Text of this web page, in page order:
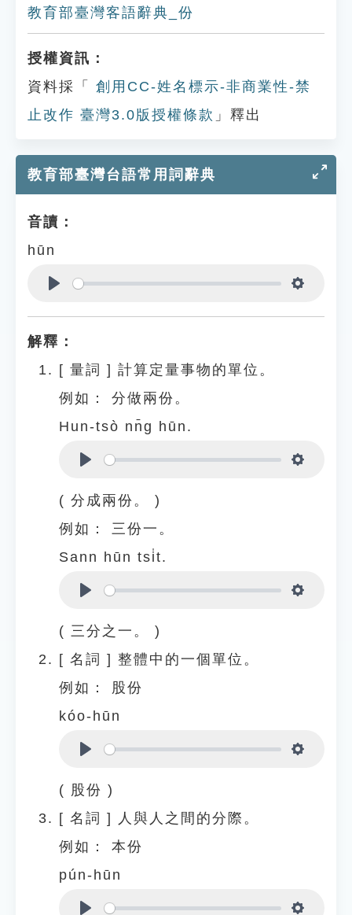
教育部臺灣客語辭典_份
授權資訊：
資料採「
創用CC-姓名標示-非商業性-禁
止改作 臺灣3.0版授權條款 」釋出
教育部臺灣台語常用詞辭典
音讀：
hūn
解釋：
[ 量詞 ] 計算定量事物的單位。
例如：
分做兩份。
Hun-tsò nn̄g hūn.
( 分成兩份。 )
例如：
三份一。
Sann hūn tsi̍t.
( 三分之一。 )
[ 名詞 ] 整體中的一個單位。
例如：
股份
kóo-hūn
( 股份 )
[ 名詞 ]
人與人之間的分際。
例如：
本份
pún-hūn